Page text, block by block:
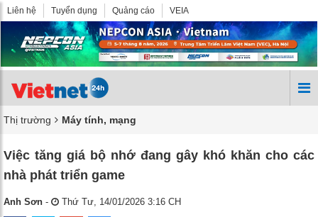
Liên hệ Tuyển dụng Quảng cáo VEIA
Thị trường Máy tính, mạng
Việc tăng giá bộ nhớ đang gây khó khăn cho các
nhà phát triển game
Anh Sơn - Thứ Tư, 14/01/2026 3:16 CH